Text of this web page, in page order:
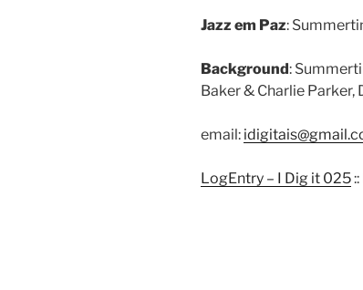
Jazz em Paz:
Background:
Baker & Charlie Parker,
email:
LogEntry – I Dig it 025